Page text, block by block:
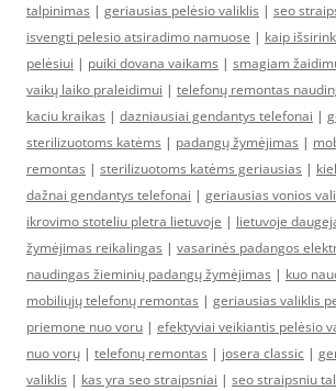
talpinimas | geriausias pelėsio valiklis | seo
isvengti pelesio atsiradimo namuose | kaip
pelėsiui | puiki dovana vaikams | smagiam
vaikų laiko praleidimui | telefonų remontas
kaciu kraikas | dazniausiai gendantys telefonai |
sterilizuotoms katėms | padangų žymėjimas |
remontas | sterilizuotoms katėms geriausias |
dažnai gendantys telefonai | geriausias vonios
ikrovimo stoteliu pletra lietuvoje | lietuvoje
žymėjimas reikalingas | vasarinės padangos
naudingas žieminių padangų žymėjimas | kuo
mobiliųjų telefonų remontas | geriausias valiklis
priemone nuo voru | efektyviai veikiantis pelėsio
nuo vorų | telefonų remontas | josera classic |
valiklis | kas yra seo straipsniai | seo straipsniu